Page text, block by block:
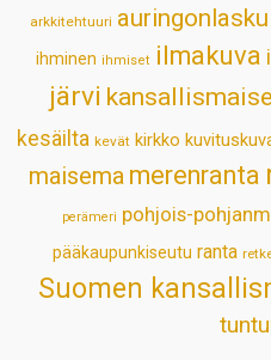
p
k
arkkitehtuuri auringonlasku
ihminen ihmiset ilmakuva
järvi
kesäilta kevät kirkko
maisema merenranta
perämeri pohjois-
pääkaupunkiseutu ranta
Suomen